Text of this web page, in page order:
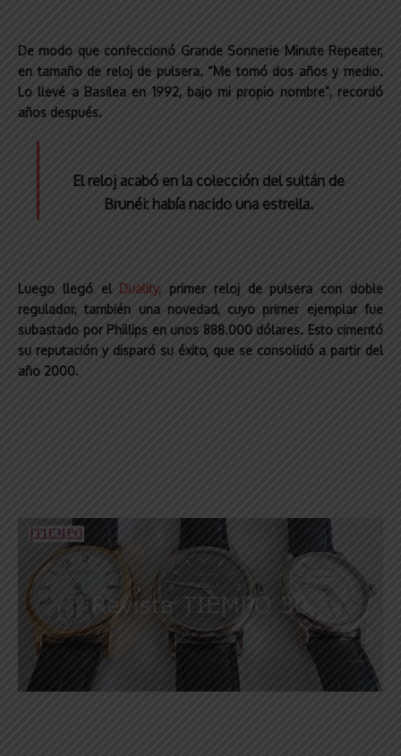
De modo que confeccionó Grande Sonnerie Minute Repeater,
en tamaño de reloj de pulsera. “Me tomó dos años y medio.
Lo llevé a Basilea en 1992, bajo mi propio nombre”, recordó
años después.
El reloj acabó en la colección del sultán de
Brunéi: había nacido una estrella.
Luego llegó el Duality, primer reloj de pulsera con doble
regulador, también una novedad, cuyo primer ejemplar fue
subastado por Phillips en unos 888.000 dólares. Esto cimentó
su reputación y disparó su éxito, que se consolidó a partir del
año 2000.